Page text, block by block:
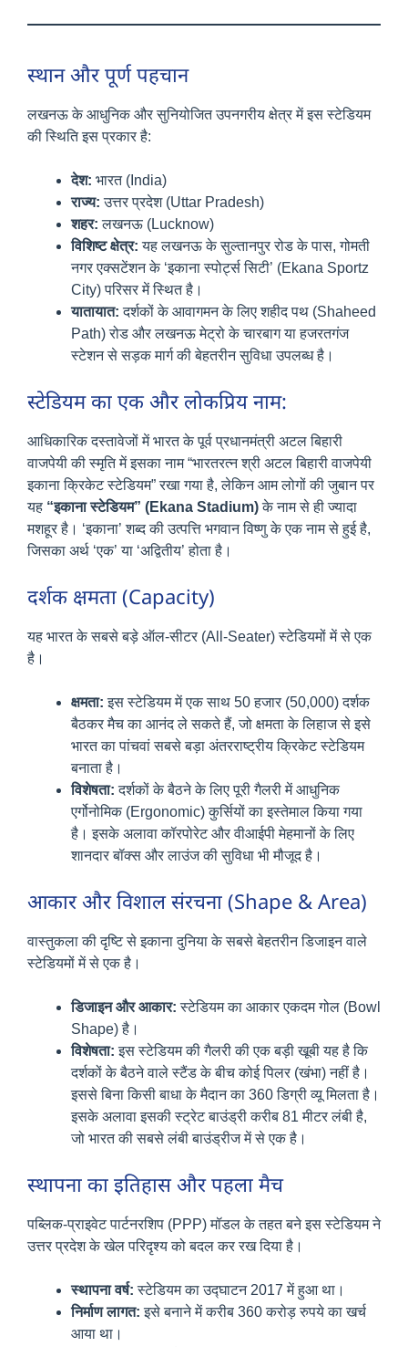
स्थान और पूर्ण पहचान
लखनऊ के आधुनिक और सुनियोजित उपनगरीय क्षेत्र में इस स्टेडियम
की स्थिति इस प्रकार है:
देश: भारत (India)
राज्य: उत्तर प्रदेश (Uttar Pradesh)
शहर: लखनऊ (Lucknow)
विशिष्ट क्षेत्र: यह लखनऊ के सुल्तानपुर रोड के पास, गोमती
नगर एक्सटेंशन के ‘इकाना स्पोर्ट्स सिटी’ (Ekana Sportz
City) परिसर में स्थित है।
यातायात: दर्शकों के आवागमन के लिए शहीद पथ (Shaheed
Path) रोड और लखनऊ मेट्रो के चारबाग या हजरतगंज
स्टेशन से सड़क मार्ग की बेहतरीन सुविधा उपलब्ध है।
स्टेडियम का एक और लोकप्रिय नाम:
आधिकारिक दस्तावेजों में भारत के पूर्व प्रधानमंत्री अटल बिहारी
वाजपेयी की स्मृति में इसका नाम “भारतरत्न श्री अटल बिहारी वाजपेयी
इकाना क्रिकेट स्टेडियम” रखा गया है, लेकिन आम लोगों की जुबान पर
यह “इकाना स्टेडियम” (Ekana Stadium)के नाम से ही ज्यादा
मशहूर है। ‘इकाना’ शब्द की उत्पत्ति भगवान विष्णु के एक नाम से हुई है,
जिसका अर्थ ‘एक’ या ‘अद्वितीय’ होता है।
दर्शक क्षमता (Capacity)
यह भारत के सबसे बड़े ऑल-सीटर (All-Seater) स्टेडियमों में से एक
है।
क्षमता: इस स्टेडियम में एक साथ 50 हजार (50,000) दर्शक
बैठकर मैच का आनंद ले सकते हैं, जो क्षमता के लिहाज से इसे
भारत का पांचवां सबसे बड़ा अंतरराष्ट्रीय क्रिकेट स्टेडियम
बनाता है।
विशेषता: दर्शकों के बैठने के लिए पूरी गैलरी में आधुनिक
एर्गोनोमिक (Ergonomic) कुर्सियों का इस्तेमाल किया गया
है। इसके अलावा कॉरपोरेट और वीआईपी मेहमानों के लिए
शानदार बॉक्स और लाउंज की सुविधा भी मौजूद है।
आकार और विशाल संरचना (Shape & Area)
वास्तुकला की दृष्टि से इकाना दुनिया के सबसे बेहतरीन डिजाइन वाले
स्टेडियमों में से एक है।
डिजाइन और आकार: स्टेडियम का आकार एकदम गोल (Bowl
Shape) है।
विशेषता: इस स्टेडियम की गैलरी की एक बड़ी खूबी यह है कि
दर्शकों के बैठने वाले स्टैंड के बीच कोई पिलर (खंभा) नहीं है।
इससे बिना किसी बाधा के मैदान का 360 डिग्री व्यू मिलता है।
इसके अलावा इसकी स्ट्रेट बाउंड्री करीब 81 मीटर लंबी है,
जो भारत की सबसे लंबी बाउंड्रीज में से एक है।
स्थापना का इतिहास और पहला मैच
पब्लिक-प्राइवेट पार्टनरशिप (PPP) मॉडल के तहत बने इस स्टेडियम ने
उत्तर प्रदेश के खेल परिदृश्य को बदल कर रख दिया है।
स्थापना वर्ष: स्टेडियम का उद्घाटन 2017 में हुआ था।
निर्माण लागत: इसे बनाने में करीब 360 करोड़ रुपये का खर्च
आया था।